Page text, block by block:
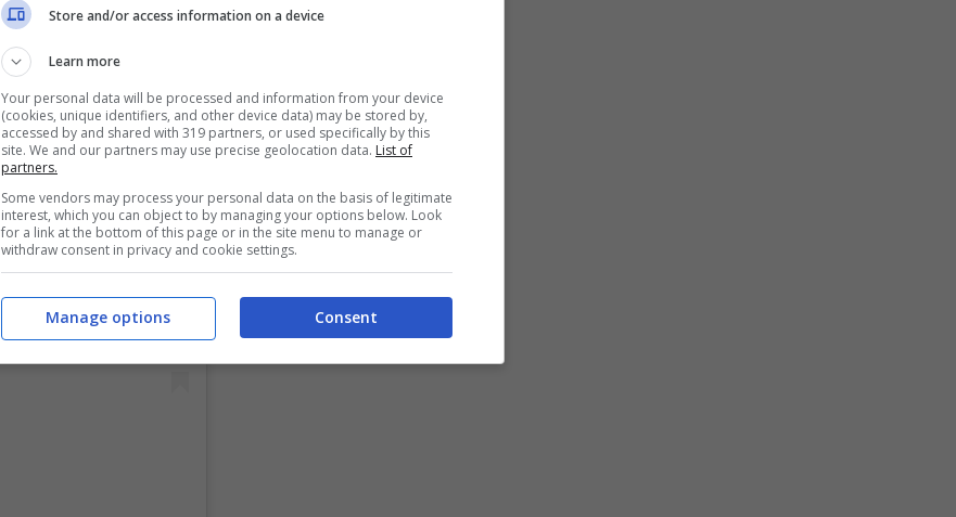
Store and/or access information on a device
Learn more
Your personal data will be processed and information from your device
(cookies, unique identifiers, and other device data) may be stored by,
accessed by and shared with 319 partners, or used specifically by this
site. We and our partners may use precise geolocation data. List of
partners.
Some vendors may process your personal data on the basis of legitimate
interest, which you can object to by managing your options below. Look
for a link at the bottom of this page or in the site menu to manage or
withdraw consent in privacy and cookie settings.
Consent
Manage options